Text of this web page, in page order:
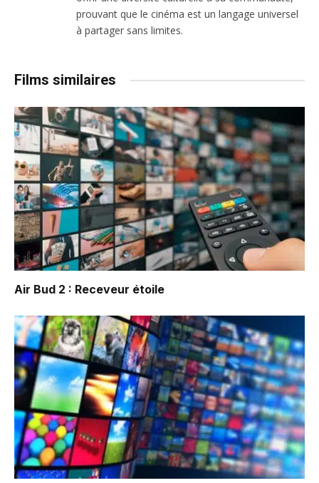
prouvant que le cinéma est un langage universel
à partager sans limites.
Films similaires
Air Bud 2 : Receveur étoile